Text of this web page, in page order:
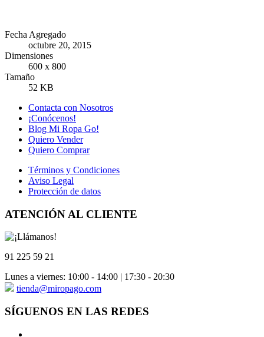
Fecha Agregado
octubre 20, 2015
Dimensiones
600 x 800
Tamaño
52 KB
Contacta con Nosotros
¡Conócenos!
Blog Mi Ropa Go!
Quiero Vender
Quiero Comprar
Términos y Condiciones
Aviso Legal
Protección de datos
ATENCIÓN AL CLIENTE
91 225 59 21
Lunes a viernes: 10:00 - 14:00 | 17:30 - 20:30
tienda@miropago.com
SÍGUENOS EN LAS REDES